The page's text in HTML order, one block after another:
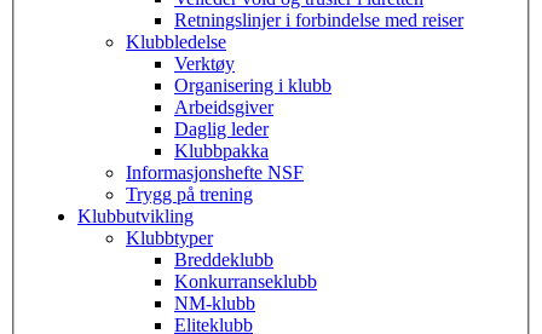
Retningslinjer i forbindelse med reiser
Klubbledelse
Verktøy
Organisering i klubb
Arbeidsgiver
Daglig leder
Klubbpakka
Informasjonshefte NSF
Trygg på trening
Klubbutvikling
Klubbtyper
Breddeklubb
Konkurranseklubb
NM-klubb
Eliteklubb